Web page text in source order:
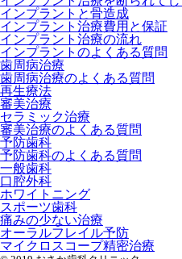
インプラントと骨造成
インプラント治療費用と保証
インプラント治療の流れ
インプラントのよくある質問
歯周病治療
歯周病治療のよくある質問
再生療法
審美治療
セラミック治療
審美治療のよくある質問
予防歯科
予防歯科のよくある質問
一般歯科
口腔外科
ホワイトニング
スポーツ歯科
痛みの少ない治療
オーラルフレイル予防
マイクロスコープ精密治療